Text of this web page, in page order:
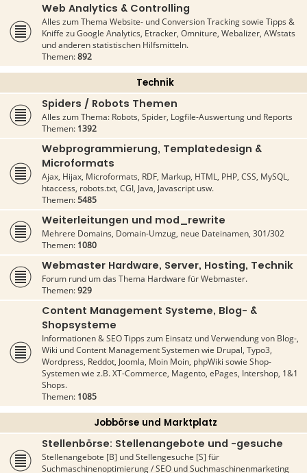
Web Analytics & Controlling
Alles zum Thema Website- und Conversion Tracking sowie Tipps &
Kniffe zu Google Analytics, Etracker, Omniture, Webalizer, AWstats
und anderen statistischen Hilfsmitteln.
Themen:892
Technik
Spiders / Robots Themen
Alles zum Thema: Robots, Spider, Logfile-Auswertung und Reports
Themen: 1392
Webprogrammierung, Templatedesign &
Microformats
Ajax, Hijax, Microformats, RDF, Markup, HTML, PHP, CSS, MySQL,
htaccess, robots.txt, CGI, Java, Javascript usw.
Themen:5485
Weiterleitungen und mod_rewrite
Mehrere Domains, Domain-Umzug, neue Dateinamen, 301/302
Themen: 1080
Webmaster Hardware, Server, Hosting, Technik
Forum rund um das Thema Hardware für Webmaster.
Themen:929
Content Management Systeme, Blog- &
Shopsysteme
Informationen & SEO Tipps zum Einsatz und Verwendung von Blog-,
Wiki und Content Management Systemen wie Drupal, Typo3,
Wordpress, Reddot, Joomla, Moin Moin, phpWiki sowie Shop-
Systemen wie z.B. XT-Commerce, Magento, ePages, Intershop, 1&1
Shops.
Themen: 1085
Jobbörse und Marktplatz
Stellenbörse: Stellenangebote und -gesuche
Stellenangebote [B] und Stellengesuche [S] für
Suchmaschinenoptimierung / SEO und Suchmaschinenmarketing